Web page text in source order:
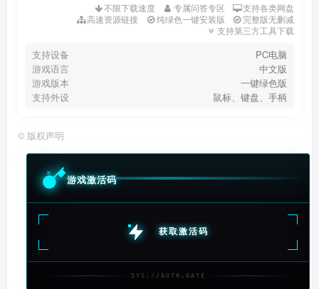
不限下载速度 专属问答专区
支持各类网盘
高速资源链接
纯绿色一键安装版
完整版无删减
支持第三方工具下载
支持设备
PC电脑
游戏语言
中文版
游戏版本
一键绿色版
支持外设
鼠标、键盘、手柄
© 版权声明
游戏激活码
获取激活码
SYS://AUTH.GATE